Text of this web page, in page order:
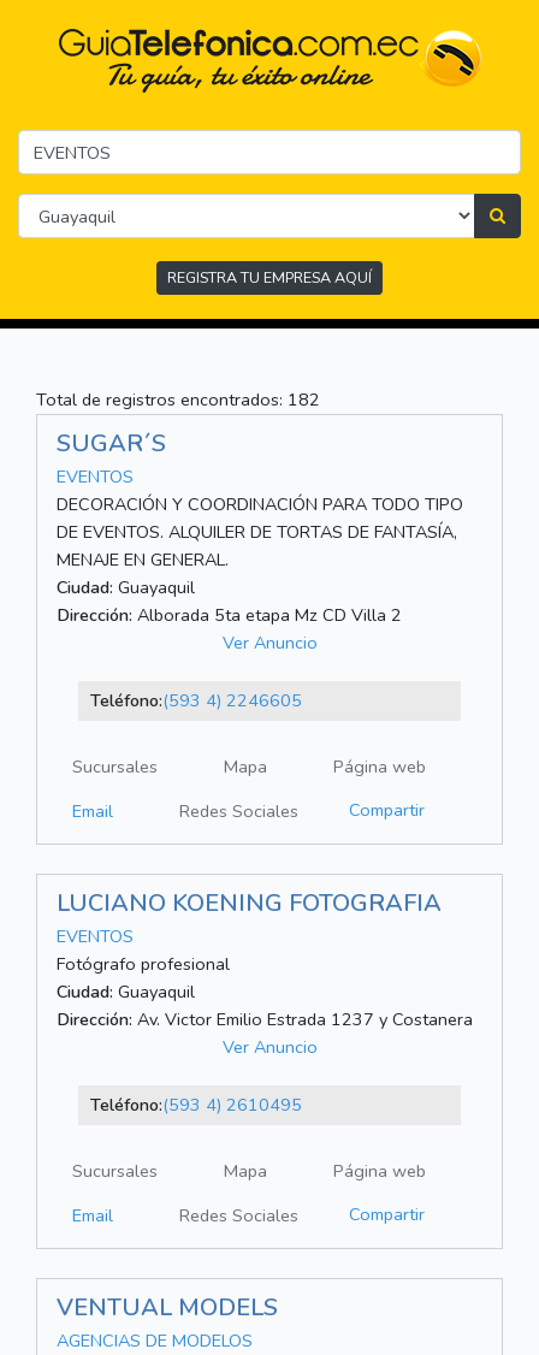
REGISTRA TU EMPRESA AQUÍ
Total de registros encontrados: 182
SUGAR´S
EVENTOS
DECORACIÓN Y COORDINACIÓN PARA TODO TIPO
DE EVENTOS. ALQUILER DE TORTAS DE FANTASÍA,
MENAJE EN GENERAL.
Ciudad: Guayaquil
Dirección: Alborada 5ta etapa Mz CD Villa 2
Ver Anuncio
Teléfono:(593 4) 2246605
Sucursales Mapa
Página web
Email
Redes Sociales Compartir
LUCIANO KOENING FOTOGRAFIA
EVENTOS
Fotógrafo profesional
Ciudad: Guayaquil
Dirección: Av. Victor Emilio Estrada 1237 y Costanera
Ver Anuncio
Teléfono:(593 4) 2610495
Sucursales Mapa
Página web
Email
Redes Sociales Compartir
VENTUAL MODELS
AGENCIAS DE MODELOS